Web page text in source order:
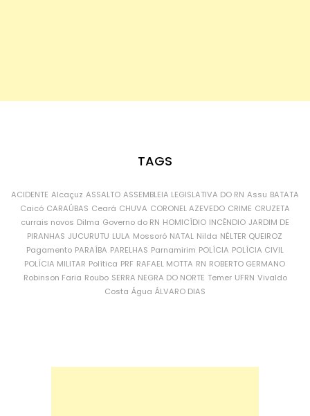
TAGS
ACIDENTE Alcaçuz ASSALTO ASSEMBLEIA LEGISLATIVA DO RN Assu BATATA
Caicó CARAÚBAS Ceará CHUVA CORONEL AZEVEDO CRIME CRUZETA
currais novos Dilma Governo do RN HOMICÍDIO INCÊNDIO JARDIM DE
PIRANHAS JUCURUTU LULA Mossoró NATAL Nilda NÉLTER QUEIROZ
Pagamento PARAÍBA PARELHAS Parnamirim POLÍCIA POLÍCIA CIVIL
POLÍCIA MILITAR Política PRF RAFAEL MOTTA RN ROBERTO GERMANO
Robinson Faria Roubo SERRA NEGRA DO NORTE Temer UFRN Vivaldo
Costa Água ÁLVARO DIAS